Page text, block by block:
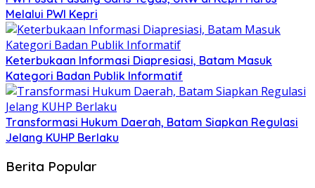
Melalui PWI Kepri
Keterbukaan Informasi Diapresiasi, Batam Masuk
Kategori Badan Publik Informatif
Transformasi Hukum Daerah, Batam Siapkan Regulasi
Jelang KUHP Berlaku
Berita Popular